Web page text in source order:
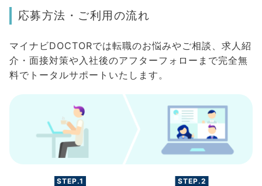
応募方法・ご利用の流れ
マイナビDOCTORでは転職のお悩みやご相談、求人紹
介・面接対策や入社後のアフターフォローまで完全無
料でトータルサポートいたします。
STEP.1 STEP.2